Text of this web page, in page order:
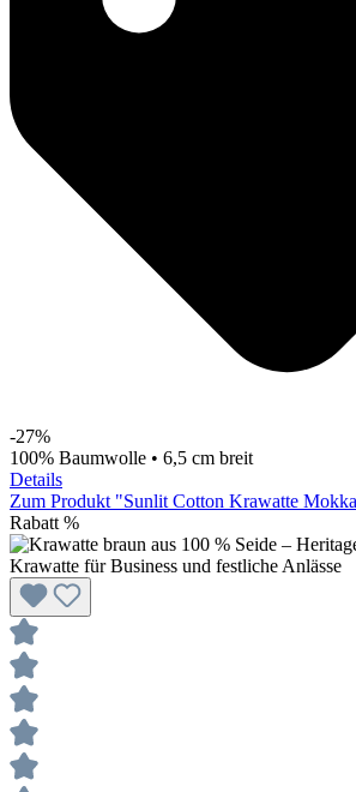
-27%
100% Baumwolle • 6,5 cm breit
Details
Zum Produkt "Sunlit Cotton Krawatte
Rabatt %